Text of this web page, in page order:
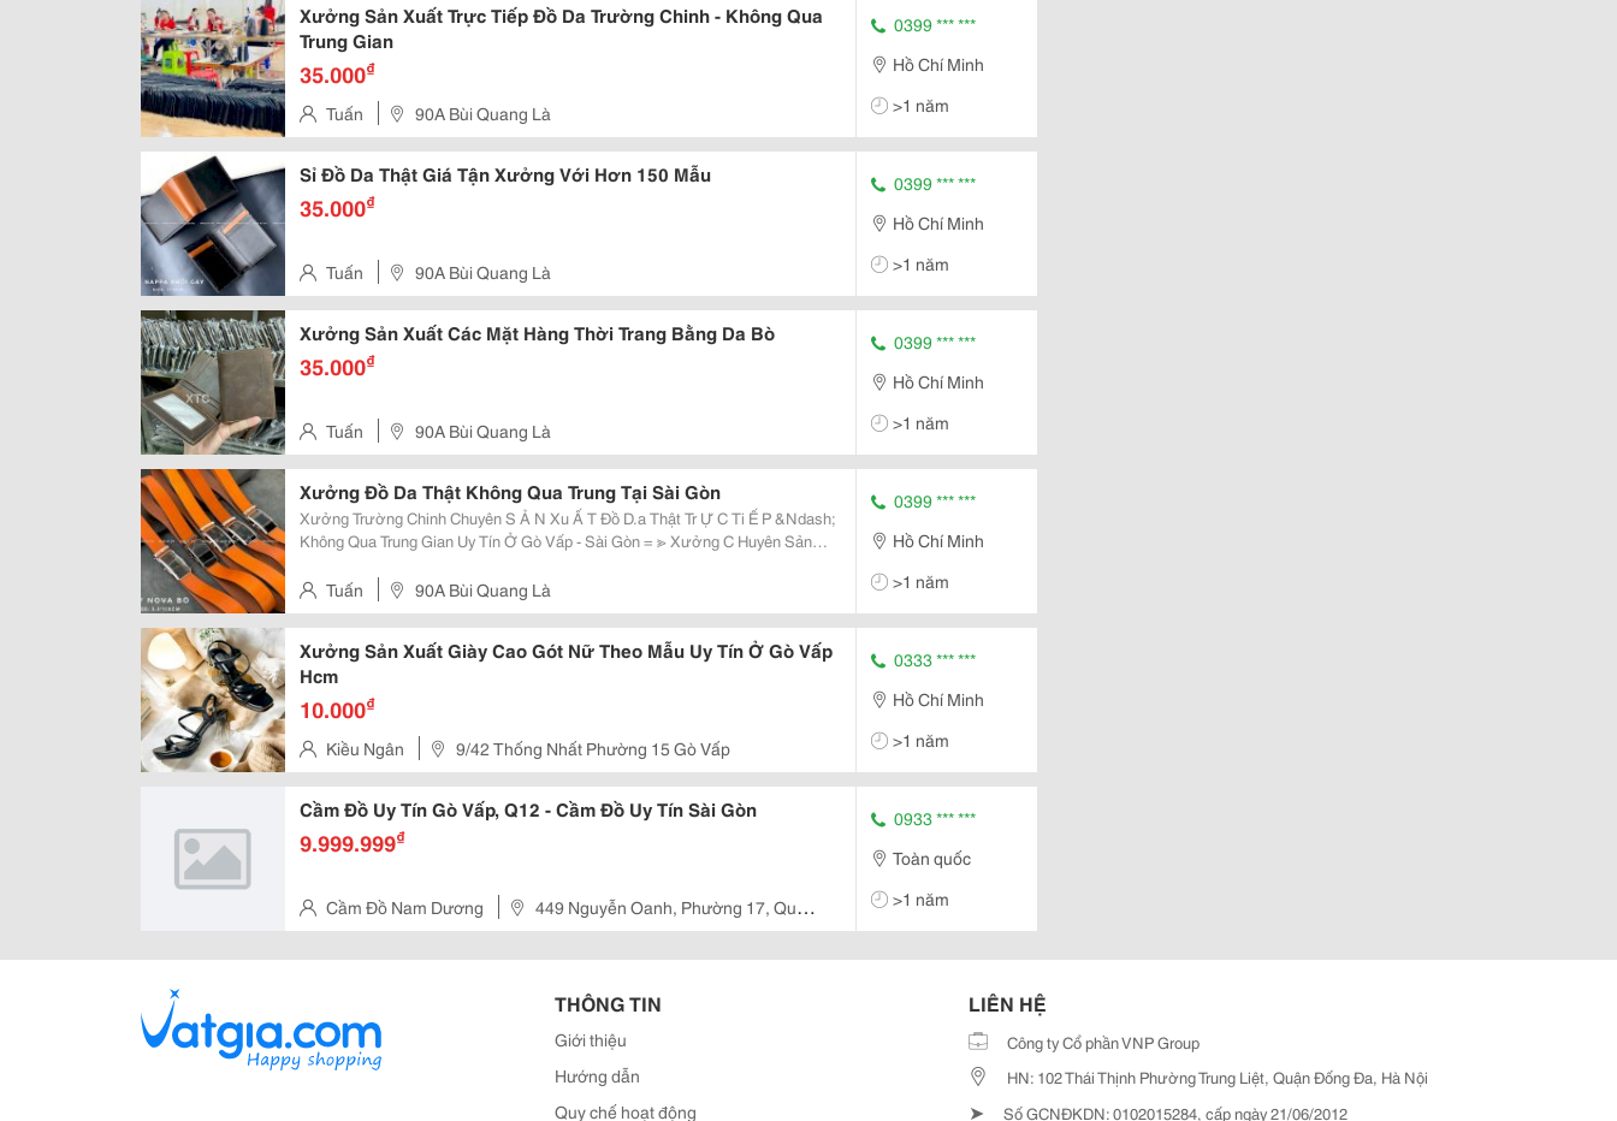
Xưởng Sản Xuất Trực Tiếp Đồ Da Trường Chinh - Không Qua
Trung Gian
35.000₫
Tuấn 90A Bùi Quang Là
0399 *** ***
Hồ Chí Minh
>1 năm
Sỉ Đồ Da Thật Giá Tận Xưởng Với Hơn 150 Mẫu
35.000₫
Tuấn 90A Bùi Quang Là
0399 *** ***
Hồ Chí Minh
>1 năm
Xưởng Sản Xuất Các Mặt Hàng Thời Trang Bằng Da Bò
35.000₫
Tuấn 90A Bùi Quang Là
0399 *** ***
Hồ Chí Minh
>1 năm
Xưởng Đồ Da Thật Không Qua Trung Tại Sài Gòn
Xưởng Trường Chinh Chuyên S Ả N Xu Ấ T Đồ D.a Thật Tr Ự C Ti Ế P &Ndash;
Không Qua Trung Gian Uy Tín Ở Gò Vấp - Sài Gòn = ≫ Xưởng C Huyên Sản
Ng, Giày Dép, Túi Xách, C...
Tuấn 90A Bùi Quang Là
0399 *** ***
Hồ Chí Minh
>1 năm
Xưởng Sản Xuất Giày Cao Gót Nữ Theo Mẫu Uy Tín Ở Gò Vấp
Hcm
10.000₫
Kiều Ngân 9/42 Thống Nhất Phường 15 Gò Vấp
0333 *** ***
Hồ Chí Minh
>1 năm
Cầm Đồ Uy Tín Gò Vấp, Q12 - Cầm Đồ Uy Tín Sài Gòn
9.999.999₫
Cầm Đồ Nam Dương
449 Nguyễn Oanh, Phường 17, Quận
Gò Vấp
0933 *** ***
Toàn quốc
>1 năm
THÔNG TIN
Giới thiệu
Hướng dẫn
Quy chế hoạt động
LIÊN HỆ
Công ty Cổ phần VNP Group
HN: 102 Thái Thịnh Phường Trung Liệt, Quận Đống Đa, Hà Nội
➤ Số GCNĐKDN: 0102015284, cấp ngày 21/06/2012